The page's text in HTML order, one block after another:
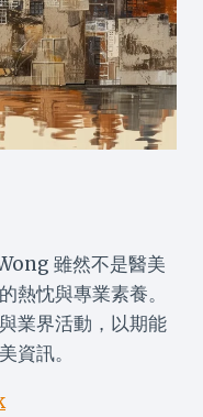
雖然不是醫美
熱忱與專業素養。
業界活動，以期能
資訊。